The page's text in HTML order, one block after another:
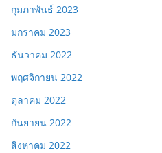
กุมภาพันธ์ 2023
มกราคม 2023
ธันวาคม 2022
พฤศจิกายน 2022
ตุลาคม 2022
กันยายน 2022
สิงหาคม 2022